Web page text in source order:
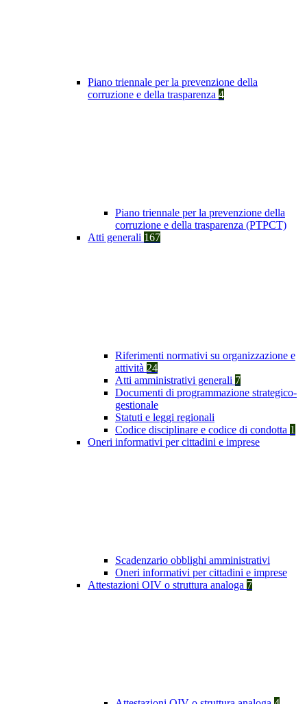
Piano triennale per la prevenzione della
corruzione e della trasparenza 4
Piano triennale per la prevenzione della
corruzione e della trasparenza (PTPCT)
Atti generali 167
Riferimenti normativi su organizzazione e
attività 24
Atti amministrativi generali 7
Documenti di programmazione strategico-
gestionale
Statuti e leggi regionali
Codice disciplinare e codice di condotta 1
Oneri informativi per cittadini e imprese
Scadenzario obblighi amministrativi
Oneri informativi per cittadini e imprese
Attestazioni OIV o struttura analoga 7